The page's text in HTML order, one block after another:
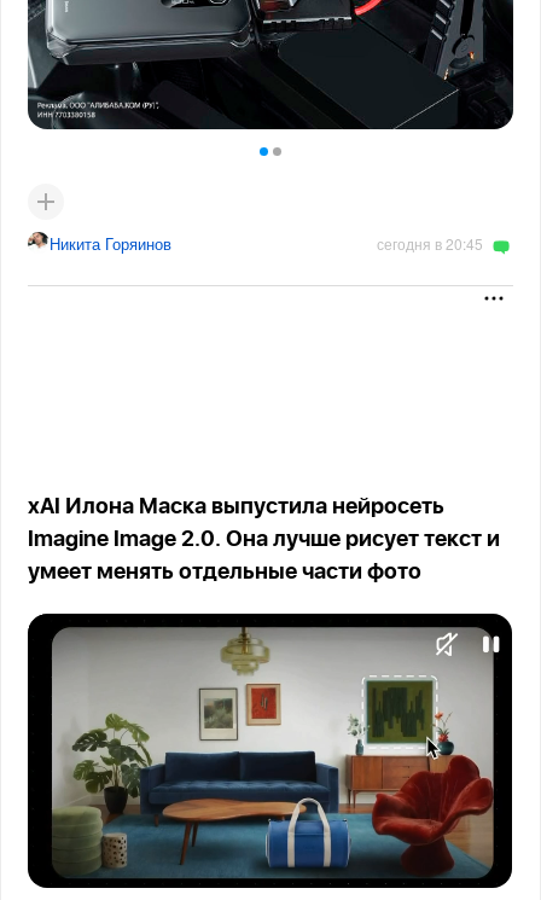
Никита Горяинов сегодня в 20:45
xAI Илона Маска выпустила нейросеть
Imagine Image 2.0. Она лучше рисует текст и
умеет менять отдельные части фото